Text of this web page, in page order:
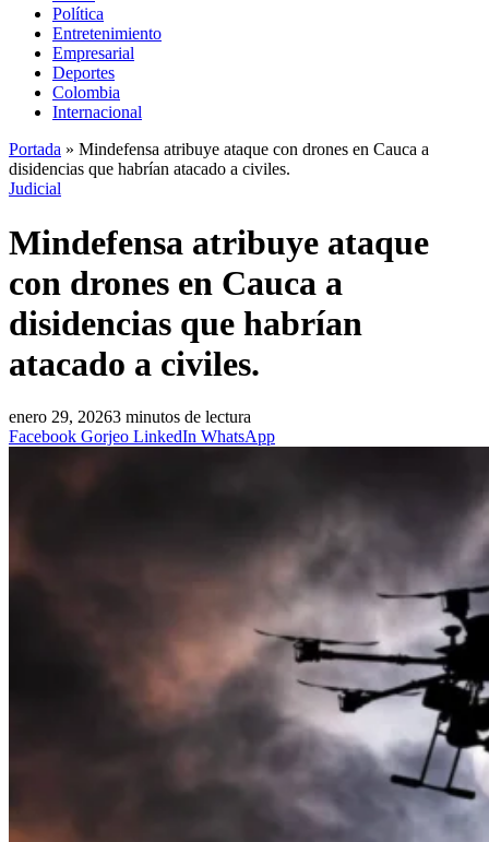
Política
Entretenimiento
Empresarial
Deportes
Colombia
Internacional
Portada » Mindefensa atribuye ataque con drones en Cauca a
disidencias que habrían atacado a civiles.
Judicial
Mindefensa atribuye ataque
con drones en Cauca a
disidencias que habrían
atacado a civiles.
enero 29, 20263 minutos de lectura
Facebook Gorjeo LinkedIn WhatsApp